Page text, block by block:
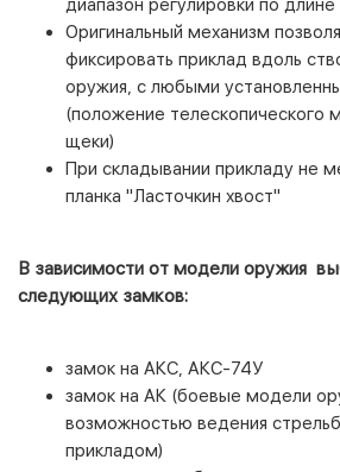
диапазон регулировки по длине
Оригинальный механизм
фиксировать приклад вдоль
оружия, с любыми
(положение телескопического
щеки)
При складывании прикладу не
планка "Ласточкин хвост"
В зависимости от модели оружия
следующих замков:
замок на АКС, АКС-74У
замок на АК (боевые модели
возможностью ведения
прикладом)